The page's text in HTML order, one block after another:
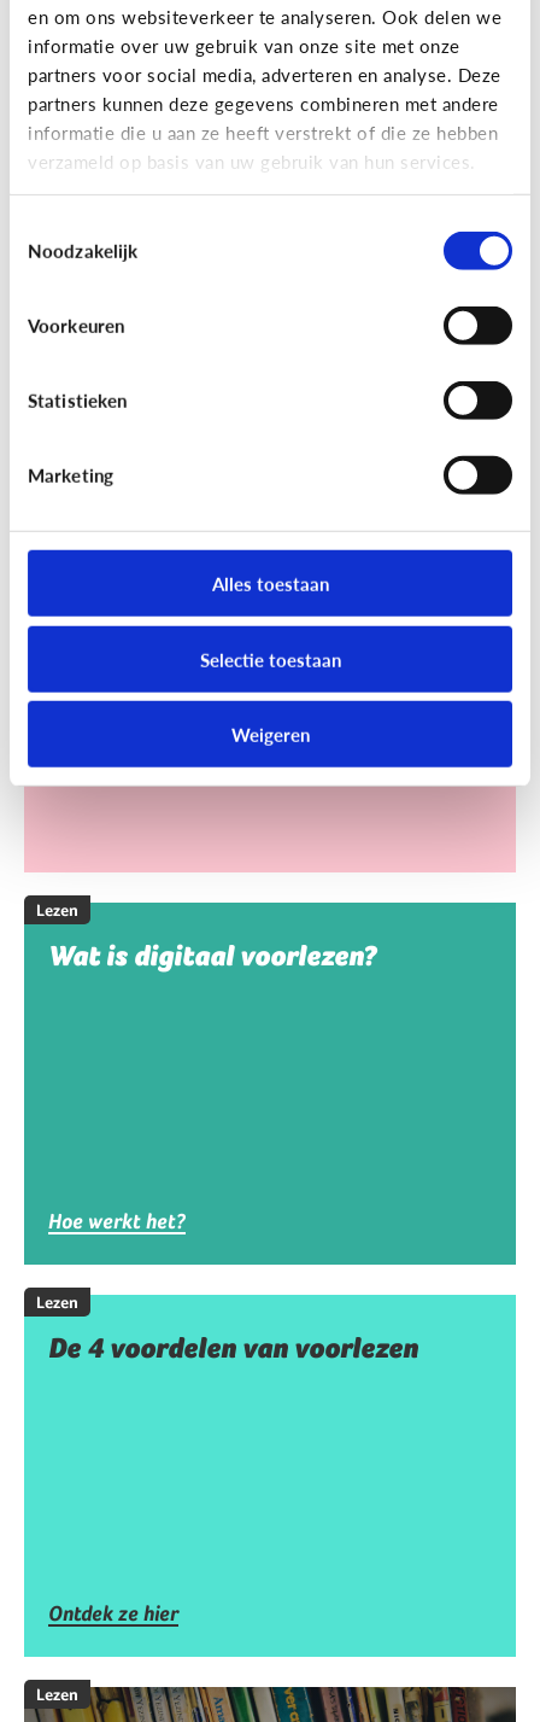
en om ons websiteverkeer te analyseren. Ook delen we
informatie over uw gebruik van onze site met onze
partners voor social media, adverteren en analyse. Deze
partners kunnen deze gegevens combineren met andere
informatie die u aan ze heeft verstrekt of die ze hebben
verzameld op basis van uw gebruik van hun services.
Noodzakelijk
Voorkeuren
Statistieken
Marketing
Alles toestaan
Selectie toestaan
Weigeren
Lezen
Helpt voorlezen bij leren lezen?
makkelijker leren lezen. Maar wat maakt het voor
een versje influistert. Ze houden van
klankwoorden en van rijmen.
Lezen
Wat is digitaal voorlezen?
Hoe werkt het?
Lezen
De 4 voordelen van voorlezen
Ontdek ze hier
Lezen